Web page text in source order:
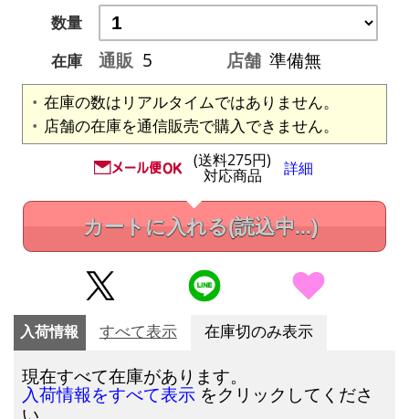
数量
在庫
通販 5 店舗 準備無
在庫の数はリアルタイムではありません。
店舗の在庫を通信販売で購入できません。
(送料275円)
対応商品 詳細
カートに入れる(読込中...)
入荷情報 すべて表示 在庫切のみ表示
現在すべて在庫があります。
入荷情報をすべて表示 をクリックしてくださ
い。